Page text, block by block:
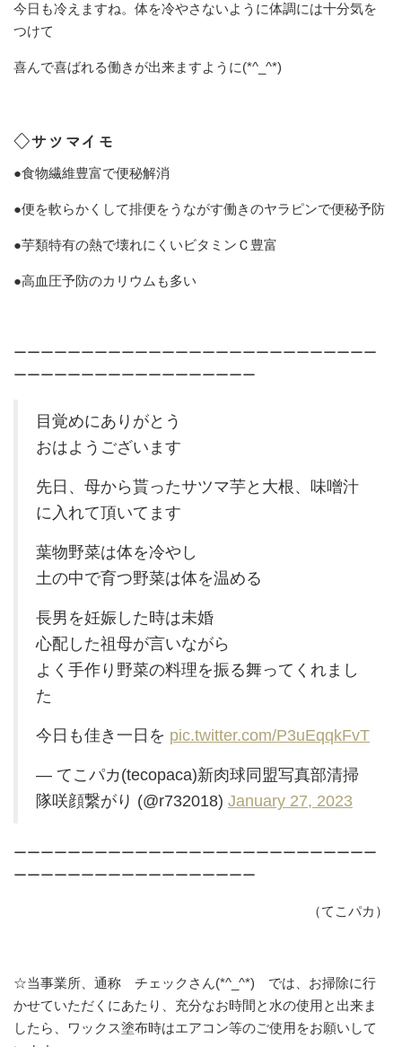
今日も冷えますね。体を冷やさないように体調には十分気を
つけて
喜んで喜ばれる働きが出来ますように(*^_^*)
◇サツマイモ
●食物繊維豊富で便秘解消
●便を軟らかくして排便をうながす働きのヤラピンで便秘予防
●芋類特有の熱で壊れにくいビタミンＣ豊富
●高血圧予防のカリウムも多い
ーーーーーーーーーーーーーーーーーーーーーーーーーーー
ーーーーーーーーーーーーーーーーーー
目覚めにありがとう
おはようございます
先日、母から貰ったサツマ芋と大根、味噌汁
に入れて頂いてます
葉物野菜は体を冷やし
土の中で育つ野菜は体を温める
長男を妊娠した時は未婚
心配した祖母が言いながら
よく手作り野菜の料理を振る舞ってくれまし
た
今日も佳き一日を pic.twitter.com/P3uEqqkFvT
— てこパカ(tecopaca)新肉球同盟写真部清掃
隊咲顔繋がり (@r732018) January 27, 2023
ーーーーーーーーーーーーーーーーーーーーーーーーーーー
ーーーーーーーーーーーーーーーーーー
（てこパカ）
☆当事業所、通称 チェックさん(*^_^*) では、お掃除に行
かせていただくにあたり、充分なお時間と水の使用と出来ま
したら、ワックス塗布時はエアコン等のご使用をお願いして